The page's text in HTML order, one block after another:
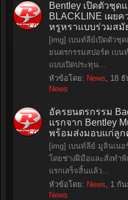
Bentley เปิดตัวชุด
BLACKLINE เผย
หรูหราแบบร่วมสมั
[img] เบนท์ลีย์เปิดตัวชุ
ยนตรกรรมสปอร์ต เบ
แบบเปิดประทุน...
หัวข้อโดย: News, 18
News
อัครยนตรกรรม
แรกจาก Bentley
พร้อมส่งมอบแก่ลูก
[img] เบนท์ลีย์ มูลินเน
โดยช่างฝีมือและสั่งทำ
แรกเสร็จสิ้นแล้ว...
หัวข้อโดย: News, 1 กั
News